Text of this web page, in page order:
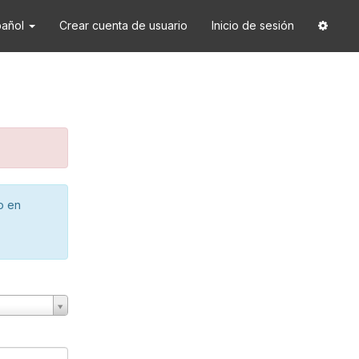
Crear cuenta de usuario Inicio de sesión
en